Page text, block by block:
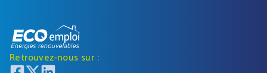
Retrouvez-nous sur :